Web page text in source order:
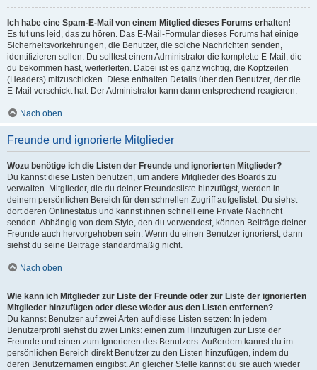
Ich habe eine Spam-E-Mail von einem Mitglied dieses Forums erhalten!
Es tut uns leid, das zu hören. Das E-Mail-Formular dieses Forums hat einige
Sicherheitsvorkehrungen, die Benutzer, die solche Nachrichten senden,
identifizieren sollen. Du solltest einem Administrator die komplette E-Mail, die
du bekommen hast, weiterleiten. Dabei ist es ganz wichtig, die Kopfzeilen
(Headers) mitzuschicken. Diese enthalten Details über den Benutzer, der die
E-Mail verschickt hat. Der Administrator kann dann entsprechend reagieren.
Nach oben
Freunde und ignorierte Mitglieder
Wozu benötige ich die Listen der Freunde und ignorierten Mitglieder?
Du kannst diese Listen benutzen, um andere Mitglieder des Boards zu
verwalten. Mitglieder, die du deiner Freundesliste hinzufügst, werden in
deinem persönlichen Bereich für den schnellen Zugriff aufgelistet. Du siehst
dort deren Onlinestatus und kannst ihnen schnell eine Private Nachricht
senden. Abhängig von dem Style, den du verwendest, können Beiträge deiner
Freunde auch hervorgehoben sein. Wenn du einen Benutzer ignorierst, dann
siehst du seine Beiträge standardmäßig nicht.
Nach oben
Wie kann ich Mitglieder zur Liste der Freunde oder zur Liste der ignorierten
Mitglieder hinzufügen oder diese wieder aus den Listen entfernen?
Du kannst Benutzer auf zwei Arten auf diese Listen setzen: In jedem
Benutzerprofil siehst du zwei Links: einen zum Hinzufügen zur Liste der
Freunde und einen zum Ignorieren des Benutzers. Außerdem kannst du im
persönlichen Bereich direkt Benutzer zu den Listen hinzufügen, indem du
deren Benutzernamen eingibst. An gleicher Stelle kannst du sie auch wieder